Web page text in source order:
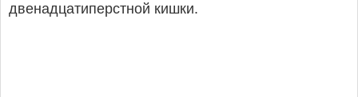
двенадцатиперстной кишки.